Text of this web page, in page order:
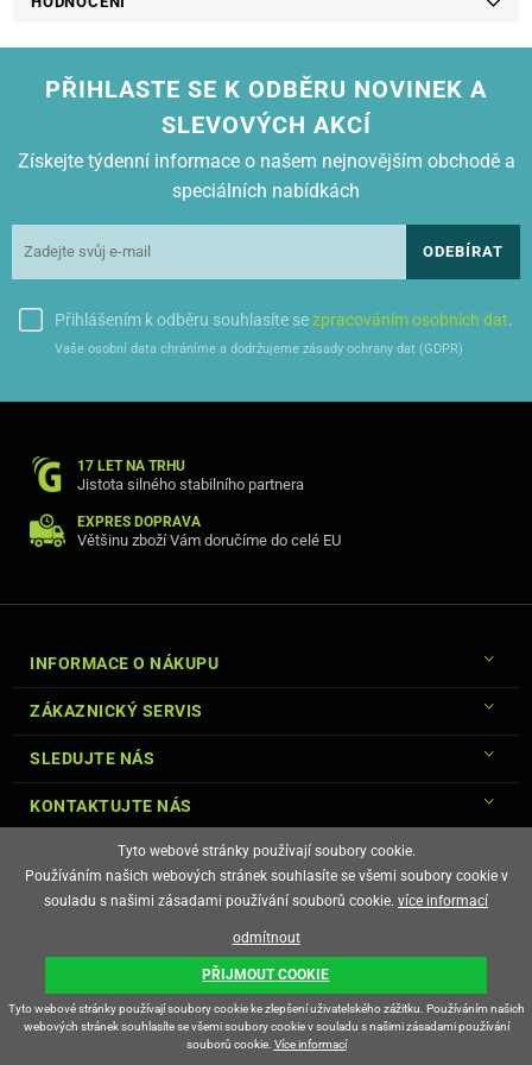
BROTHER MFC 9340 CDW
PŘIHLASTE SE K ODBĚRU NOVINEK A
SLEVOVÝCH AKCÍ
Získejte týdenní informace o našem nejnovějším obchodě a
speciálních nabídkách
ODEBÍRAT
Přihlášením k odběru souhlasíte sezpracováním osobních dat.
Vaše osobní data chráníme a dodržujeme zásady ochrany dat (GDPR)
17 LET NA TRHU
Jistota silného stabilního partnera
EXPRES DOPRAVA
Většinu zboží Vám doručíme do celé EU
INFORMACE O NÁKUPU
ZÁKAZNICKÝ SERVIS
SLEDUJTE NÁS
KONTAKTUJTE NÁS
E-shop vytvořila
Tyto webové stránky používají soubory cookie.
Používáním našich webových stránek souhlasíte se všemi soubory cookie v
souladu s našimi zásadami používání souborů cookie. více informací
odmítnout
PŘIJMOUT COOKIE
Tyto webové stránky používají soubory cookie ke zlepšení uživatelského zážitku. Používáním našich
webových stránek souhlasíte se všemi soubory cookie v souladu s našimi zásadami používání
souborů cookie. Více informací